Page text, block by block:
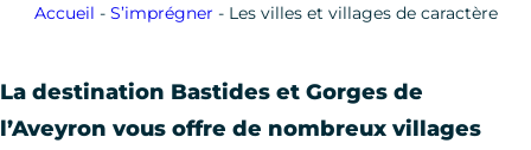
Accueil - S’imprégner - Les villes et villages de caractère
La destination Bastides et Gorges de
l’Aveyron vous offre de nombreux villages